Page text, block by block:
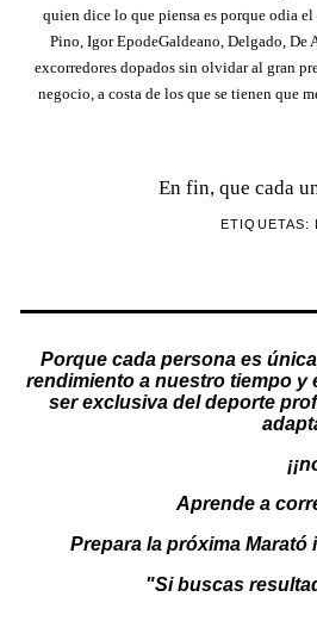
quien dice lo que piensa es porque odia
Pino, Igor EpodeGaldeano, Delgado, De
excorredores dopados sin olvidar al gran
negocio, a costa de los que se tienen que
En fin, que cada
ETIQUETAS:
Porque cada persona es
rendimiento a nuestro tiempo y
ser exclusiva del deporte
Aprende a
Prepara la próxima Marató
"Si buscas